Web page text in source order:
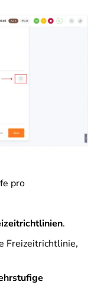
pro
.
Freizeitrichtlinie,